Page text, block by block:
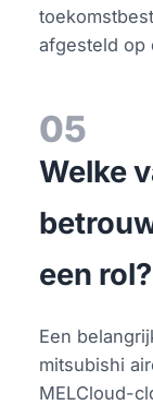
afgesteld op
05
Welke
een rol?
Een
mitsubishi
MELCloud-